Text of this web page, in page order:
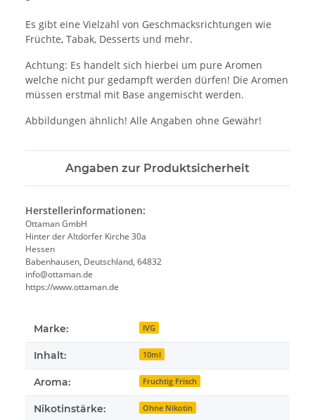
Es gibt eine Vielzahl von Geschmacksrichtungen wie
Früchte, Tabak, Desserts und mehr.
Achtung: Es handelt sich hierbei um pure Aromen
welche nicht pur gedampft werden dürfen! Die Aromen
müssen erstmal mit Base angemischt werden.
Abbildungen ähnlich! Alle Angaben ohne Gewähr!
Angaben zur Produktsicherheit
Herstellerinformationen:
Ottaman GmbH
Hinter der Altdörfer Kirche 30a
Hessen
Babenhausen, Deutschland, 64832
info@ottaman.de
https://www.ottaman.de
Marke: IVG
Inhalt: 10ml
Aroma: Fruchtig Frisch
Nikotinstärke: Ohne Nikotin